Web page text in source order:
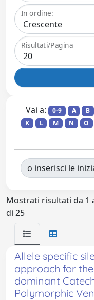
In ordine:
Risultati/Pagina
Vai a: 0-9 A B
K
L M N O
o inserisci le
Mostrati risultati da 1
di 25
Allele specific
approach for
dominant
Polymorphic